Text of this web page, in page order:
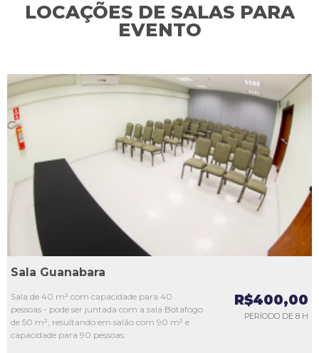
LOCAÇÕES DE SALAS PARA
EVENTO
L4
L5
Sala Guanabara
Sala de 40 m² com capacidade para 40
pessoas - pode ser juntada com a sala Botafogo
de 50 m², resultando em salão com 90 m² e
capacidade para 90 pessoas.
R$400,00
PERÍODO DE 8 H